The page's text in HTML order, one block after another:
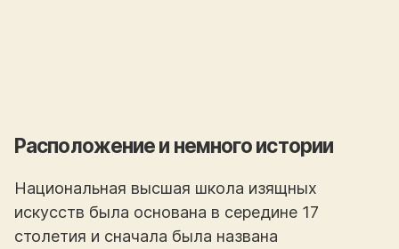
Расположение и немного истории
Национальная высшая школа изящных
искусств была основана в середине 17
столетия и сначала была названа